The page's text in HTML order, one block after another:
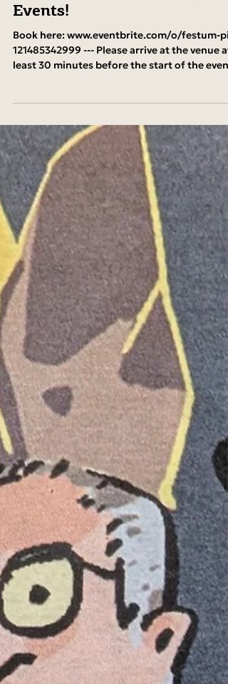
Book for free for the Open
Events!
Book here: www.eventbrite.com/o/festum-pi-
if you have a reservation. Otherwise, we
be held.